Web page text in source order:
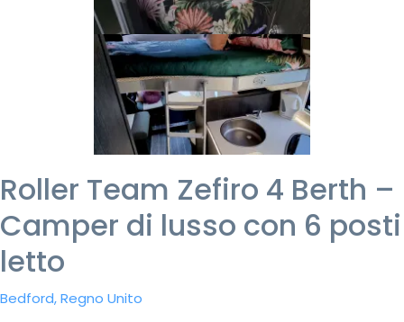
Roller Team Zefiro 4 Berth –
Camper di lusso con 6 posti
letto
Bedford, Regno Unito